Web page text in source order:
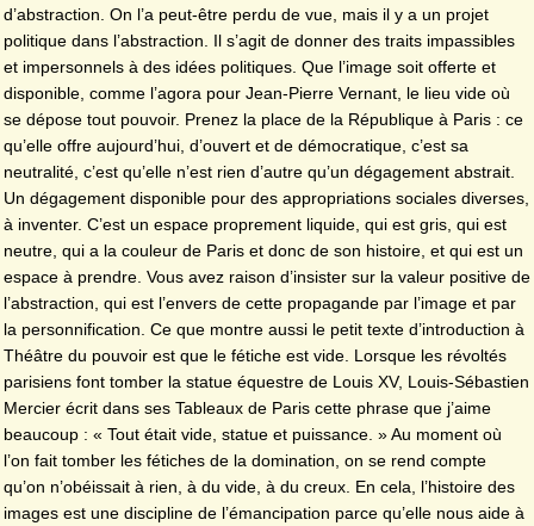
d’abstraction. On l’a peut-être perdu de vue, mais il y a un projet
politique dans l’abstraction. Il s’agit de donner des traits impassibles
et impersonnels à des idées politiques. Que l’image soit offerte et
disponible, comme l’agora pour Jean-Pierre Vernant, le lieu vide où
se dépose tout pouvoir. Prenez la place de la République à Paris : ce
qu’elle offre aujourd’hui, d’ouvert et de démocratique, c’est sa
neutralité, c’est qu’elle n’est rien d’autre qu’un dégagement abstrait.
Un dégagement disponible pour des appropriations sociales diverses,
à inventer. C’est un espace proprement liquide, qui est gris, qui est
neutre, qui a la couleur de Paris et donc de son histoire, et qui est un
espace à prendre. Vous avez raison d’insister sur la valeur positive de
l’abstraction, qui est l’envers de cette propagande par l’image et par
la personnification. Ce que montre aussi le petit texte d’introduction à
Théâtre du pouvoir est que le fétiche est vide. Lorsque les révoltés
parisiens font tomber la statue équestre de Louis XV, Louis-Sébastien
Mercier écrit dans ses Tableaux de Paris cette phrase que j’aime
beaucoup : « Tout était vide, statue et puissance. » Au moment où
l’on fait tomber les fétiches de la domination, on se rend compte
qu’on n’obéissait à rien, à du vide, à du creux. En cela, l’histoire des
images est une discipline de l’émancipation parce qu’elle nous aide à